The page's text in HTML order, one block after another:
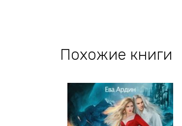
Похожие книги